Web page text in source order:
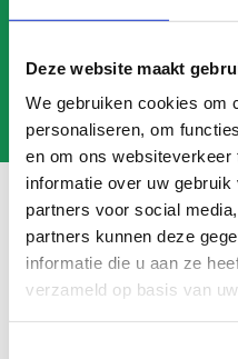
Deze website maakt
We gebruiken cookies om
personaliseren, om
en om ons
informatie over uw
partners voor social
partners kunnen deze
informatie die u aan ze
verzameld op basis van
Veelgestelde